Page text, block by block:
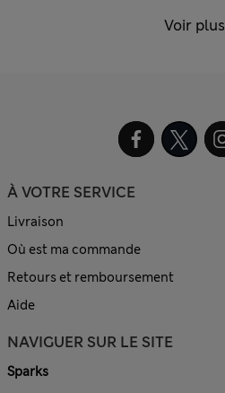
Voir plus
À VOTRE SERVICE
Livraison
Où est ma commande
Retours et remboursement
Aide
NAVIGUER SUR LE SITE
Sparks